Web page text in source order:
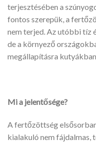
terjesztésében a
fontos szerepük, a
nem terjed. Az utóbbi tíz
de a környező
megállapításra
Mi a jelentősége?
A fertőzöttség
kialakuló nem